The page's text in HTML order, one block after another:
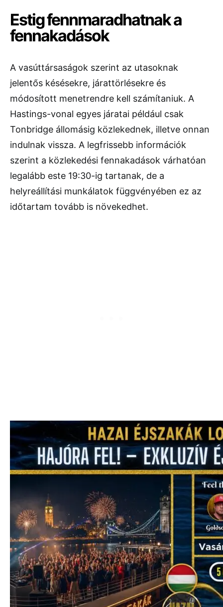
Estig fennmaradhatnak a
fennakadások
A vasúttársaságok szerint az utasoknak
jelentős késésekre, járattörlésekre és
módosított menetrendre kell számítaniuk. A
Hastings-vonal egyes járatai például csak
Tonbridge állomásig közlekednek, illetve onnan
indulnak vissza. A legfrissebb információk
szerint a közlekedési fennakadások várhatóan
legalább este 19:30-ig tartanak, de a
helyreállítási munkálatok függvényében ez az
időtartam tovább is növekedhet.